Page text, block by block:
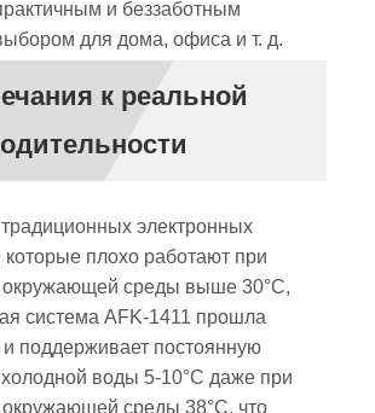
и беззаботным
для дома, офиса и т. д.
к реальной
электронных
которые плохо работают при
окружающей среды выше 30°C,
система AFK-1411 прошла
и поддерживает постоянную
воды 5-10°C даже при
среды 38°C, что